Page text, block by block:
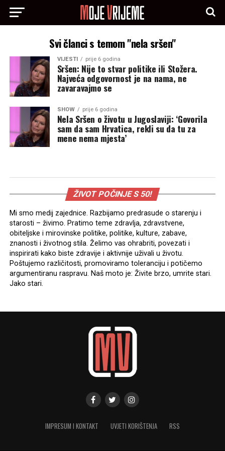
Svi članci s temom "nela sršen"
VIJESTI prije 6 godina
Sršen: Nije to stvar politike ili Stožera.
Najveća odgovornost je na nama, ne
zavaravajmo se
SHOW prije 6 godina
Nela Sršen o životu u Jugoslaviji: ‘Govorila
sam da sam Hrvatica, rekli su da tu za
mene nema mjesta’
ŽIVOT POČINJE S 50!
Mi smo medij zajednice. Razbijamo predrasude o starenju i
starosti – živimo. Pratimo teme zdravlja, zdravstvene,
obiteljske i mirovinske politike, politike, kulture, zabave,
znanosti i životnog stila. Želimo vas ohrabriti, povezati i
inspirirati kako biste zdravije i aktivnije uživali u životu.
Poštujemo različitosti, promoviramo toleranciju i potičemo
argumentiranu raspravu. Naš moto je: Živite brzo, umrite stari.
Jako stari.
IMPRESUM I KONTAKT UVJETI KORIŠTENJA RSS